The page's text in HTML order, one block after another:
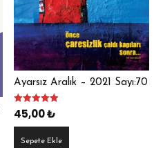
Ayarsız Aralık – 2021 Sayı:70
5 üzerinden
5.00
oy aldı
45,00₺
Sepete Ekle